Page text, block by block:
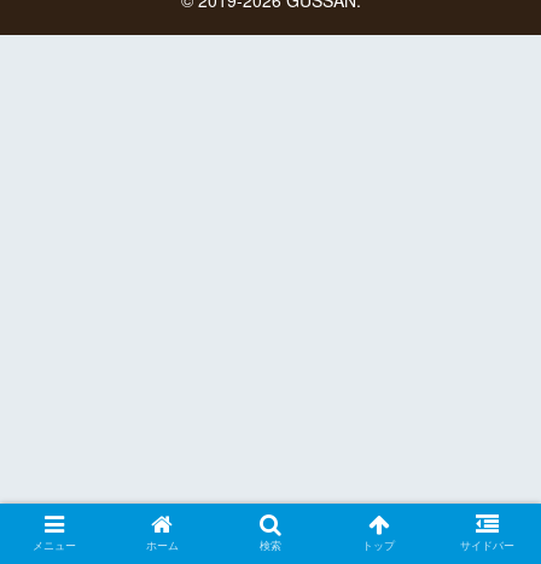
メニュー ホーム 検索 トップ サイドバー